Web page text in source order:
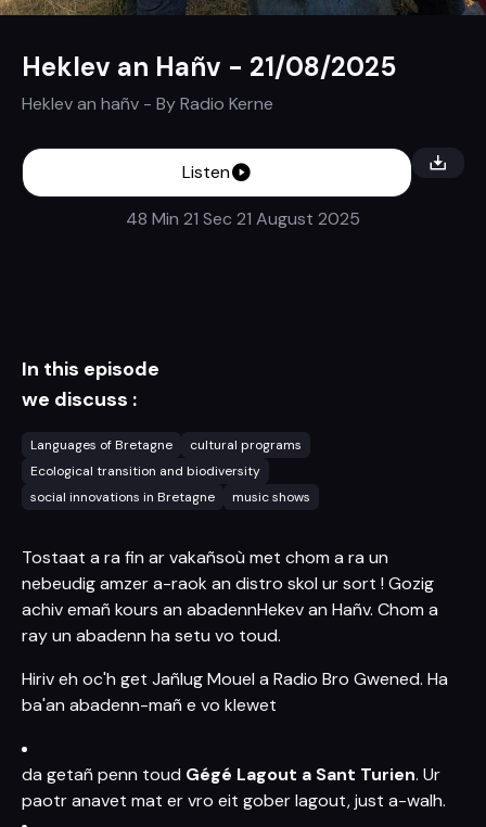
Heklev an Hañv - 21/08/2025
Heklev an hañv - ByRadio Kerne
Listen
48 Min 21 Sec 21 August 2025
In this episode
we discuss :
Languages of Bretagne
cultural programs
Ecological transition and biodiversity
social innovations in Bretagne
music shows
Tostaat a ra fin ar vakañsoù met chom a ra un
nebeudig amzer a-raok an distro skol ur sort ! Gozig
achiv emañ kours an abadennHekev an Hañv. Chom a
ray un abadenn ha setu vo toud.
Hiriv eh oc'h get Jañlug Mouel a Radio Bro Gwened. Ha
ba'an abadenn-mañ e vo klewet
da getañ penn toud Gégé Lagout a Sant Turien. Ur
paotr anavet mat er vro eit gober lagout, just a-walh.